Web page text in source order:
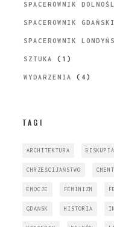
SPACEROWNIK
SPACEROWNIK GDAŃSKI
SPACEROWNIK
SZTUKA (1)
WYDARZENIA (4)
TAGI
ARCHITEKTURA
CHRZEŚCIJAŃSTWO
EMOCJE FEMINIZM
GDAŃSK HISTORIA